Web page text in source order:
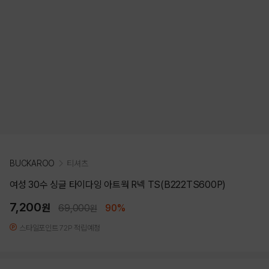
BUCKAROO 티셔츠
여성 30수 싱글 타이다잉 아트웍 R넥 TS(B222TS600P)
7,200원 69,000원 90%
스타일포인트 72P 적립예정